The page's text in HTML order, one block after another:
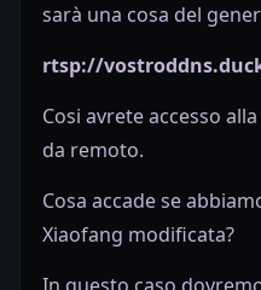
sarà una cosa del
rtsp://
Cosi avrete accesso
da remoto.
Cosa accade se
Xiaofang modificata?